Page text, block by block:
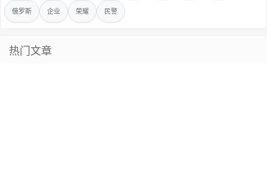
俄罗斯 企业 荣耀 民警
热门文章